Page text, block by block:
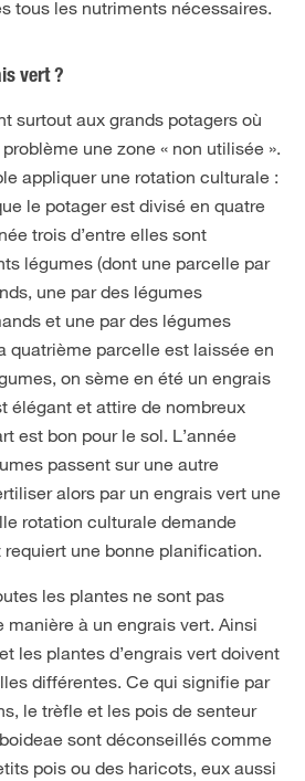
tous les nutriments nécessaires.
vert ?
surtout aux grands potagers où
une zone « non utilisée ».
appliquer une rotation culturale :
le potager est divisé en quatre
trois d’entre elles sont
légumes (dont une parcelle par
une par des légumes
et une par des légumes
quatrième parcelle est laissée en
on sème en été un engrais
élégant et attire de nombreux
est bon pour le sol. L’année
passent sur une autre
alors par un engrais vert une
rotation culturale demande
requiert une bonne planification.
les plantes ne sont pas
à un engrais vert. Ainsi
les plantes d’engrais vert doivent
différentes. Ce qui signifie par
le trèfle et les pois de senteur
sont déconseillés comme
pois ou des haricots, eux aussi